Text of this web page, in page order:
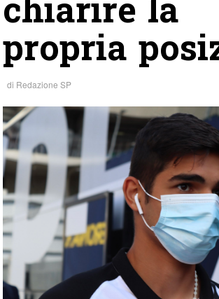
propria
di Redazione SP